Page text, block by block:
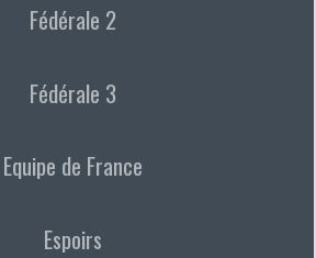
Fédérale 2
Fédérale 3
Equipe de France
Espoirs